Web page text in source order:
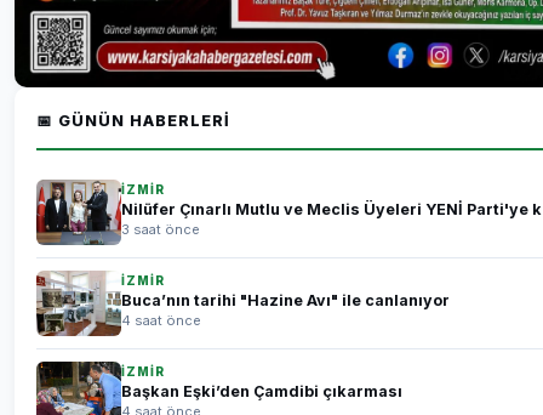
📅 GÜNÜN HABERLERI
İZMİR
Nilüfer Çınarlı Mutlu ve Meclis Üyeleri YENİ Parti'ye
3 saat önce
İZMİR
Buca’nın tarihi "Hazine Avı" ile canlanıyor
4 saat önce
İZMİR
Başkan Eşki’den Çamdibi çıkarması
4 saat önce